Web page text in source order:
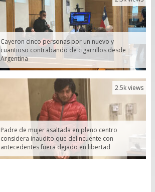
Cayeron cinco personas por un nuevo y
cuantioso contrabando de cigarrillos desde
Argentina
Padre de mujer asaltada en pleno centro
considera inaudito que delincuente con
antecedentes fuera dejado en libertad
2.5k views